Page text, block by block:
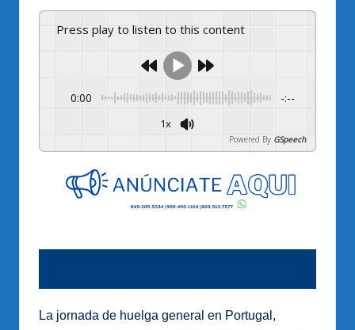
Press play to listen to this content
0:00 -:--
1x
Powered By GSpeech
La jornada de huelga general en Portugal,